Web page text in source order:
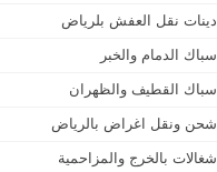
دينات نقل العفش بلرياض
سباك الدمام والخبر
سباك القطيف والظهران
شحن ونقل اغراض بالرياض
شغالات بالخرج والمزاحمية